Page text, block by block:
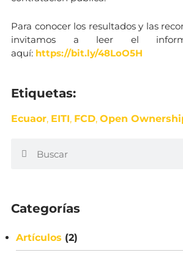
Para conocer los resultados y las
invitamos a leer el
aquí: https://bit.ly/48LoO5H
Etiquetas:
Ecuaor, EITI, FCD, Open
Categorías
Artículos (2)